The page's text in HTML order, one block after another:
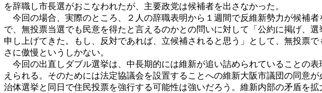
を辞職し市長選がおこなわれたが、主要政党は候補者を出さなかった。
今回の場合、実際のところ、２人の辞職表明から１週間で反維新勢力が候補
で、無投票当選でも民意を得たと言えるのかとの問いに対して「公約に掲げ、
申し上げてきた。もし、反対であれば、立候補されると思う」として、無投票
さに傲慢というしかない。
今回の出直しダブル選挙は、中長期的には維新が追い詰められていることの
えられる。そのためには法定協議会を設置することへの維新大阪市議団の同意
治体選挙と同日で住民投票を強行する可能性は強いだろう。維新内部の矛盾を